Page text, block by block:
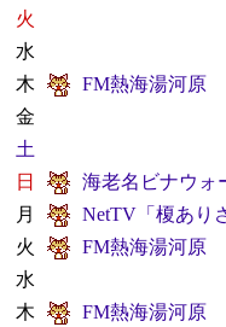
火
水
木
FM熱海湯河原
金
土
日
海老名ビナウォ
月
NetTV「榎あり
火
FM熱海湯河原
水
木
FM熱海湯河原